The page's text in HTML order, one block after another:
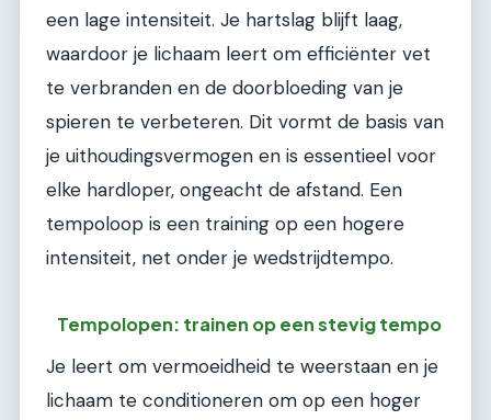
een lage intensiteit. Je hartslag blijft laag,
waardoor je lichaam leert om efficiënter vet
te verbranden en de doorbloeding van je
spieren te verbeteren. Dit vormt de basis van
je uithoudingsvermogen en is essentieel voor
elke hardloper, ongeacht de afstand. Een
tempoloop is een training op een hogere
intensiteit, net onder je wedstrijdtempo.
Tempolopen: trainen op een stevig tempo
Je leert om vermoeidheid te weerstaan en je
lichaam te conditioneren om op een hoger